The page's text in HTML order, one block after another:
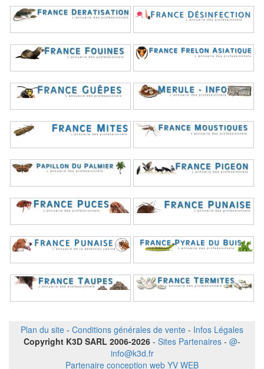
Plan du site - Conditions générales de vente - Infos Légales
Copyright K3D SARL 2006-2026 - Sites Partenaires - @-
info@k3d.fr
Partenaire conception web YV WEB